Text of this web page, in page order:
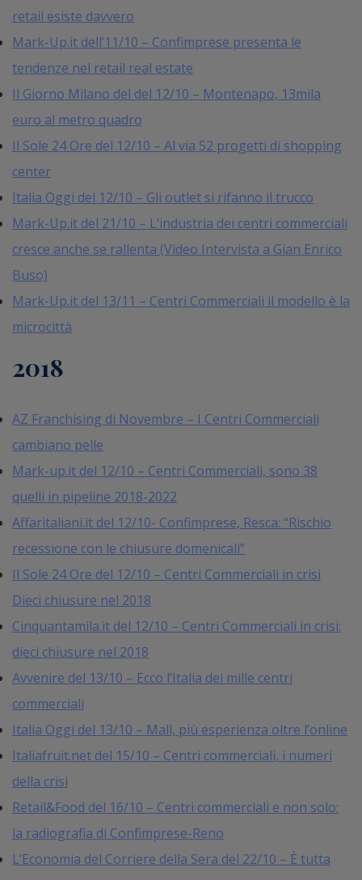
retail esiste davvero
Mark-Up.it dell’11/10 – Confimprese presenta le
tendenze nel retail real estate
Il Giorno Milano del del 12/10 – Montenapo, 13mila
euro al metro quadro
Il Sole 24 Ore del 12/10 – Al via 52 progetti di shopping
center
Italia Oggi del 12/10 – Gli outlet si rifanno il trucco
Mark-Up.it del 21/10 – L’industria dei centri commerciali
cresce anche se rallenta (Video Intervista a Gian Enrico
Buso)
Mark-Up.it del 13/11 – Centri Commerciali il modello è la
microcittà
2018
AZ Franchising di Novembre – I Centri Commerciali
cambiano pelle
Mark-up.it del 12/10 – Centri Commerciali, sono 38
quelli in pipeline 2018-2022
Affaritaliani.it del 12/10- Confimprese, Resca: “Rischio
recessione con le chiusure domenicali”
Il Sole 24 Ore del 12/10 – Centri Commerciali in crisi
Dieci chiusure nel 2018
Cinquantamila.it del 12/10 – Centri Commerciali in crisi:
dieci chiusure nel 2018
Avvenire del 13/10 – Ecco l’Italia dei mille centri
commerciali
Italia Oggi del 13/10 – Mall, più esperienza oltre l’online
Italiafruit.net del 15/10 – Centri commerciali, i numeri
della crisi
Retail&Food del 16/10 – Centri commerciali e non solo:
la radiografia di Confimprese-Reno
L’Economia del Corriere della Sera del 22/10 – È tutta